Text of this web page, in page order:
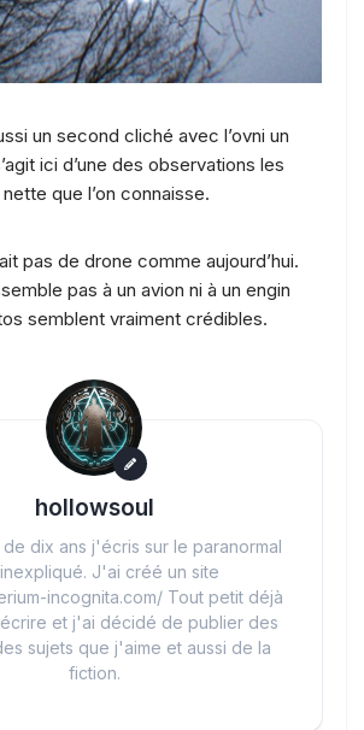
un second cliché avec l’ovni un
ici d’une des observations les
que l’on connaisse.
pas de drone comme aujourd’hui.
pas à un avion ni à un engin
semblent vraiment crédibles.
hollowsoul
de dix ans j'écris sur le paranormal
J'ai créé un site
incognita.com/ Tout petit déjà
et j'ai décidé de publier des
sujets que j'aime et aussi de la
fiction.